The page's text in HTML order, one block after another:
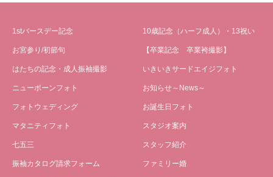
1stバースデー記念
お宮参り/初節句
はたちの記念・成人振袖撮影
ニューボーンフォト
フォトウェディング
マタニティフォト
七五三
振袖カタログ請求フォーム
10歳記念（ハーフ成人）・13祝い
【卒業記念 卒業袴撮影】
いきいきサードエイジフォト
お知らせ～News～
お誕生日フォト
スタジオ案内
スタッフ紹介
ファミリー婚